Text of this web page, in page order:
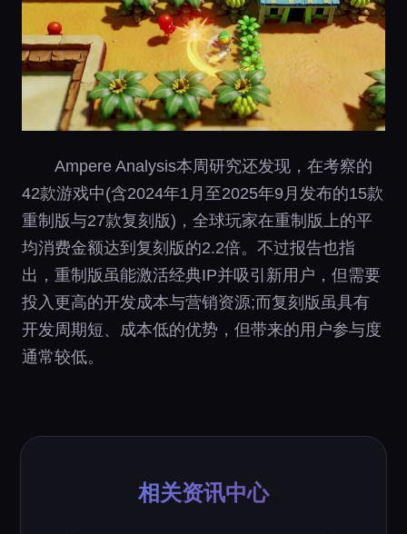
Ampere Analysis本周研究还发现，在考察的
42款游戏中(含2024年1月至2025年9月发布的15款
重制版与27款复刻版)，全球玩家在重制版上的平
均消费金额达到复刻版的2.2倍。不过报告也指
出，重制版虽能激活经典IP并吸引新用户，但需要
投入更高的开发成本与营销资源;而复刻版虽具有
开发周期短、成本低的优势，但带来的用户参与度
通常较低。
相关资讯中心